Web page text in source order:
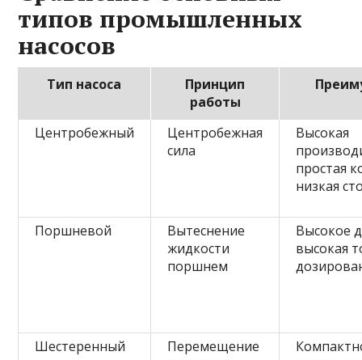
типов промышленных
насосов
Тип насоса
Принцип
работы
Центробежный
Центробежная
сила
Высокая
простая
низкая
Поршневой
Вытеснение
жидкости
поршнем
Высокое
высокая
Шестеренный
Перемещение